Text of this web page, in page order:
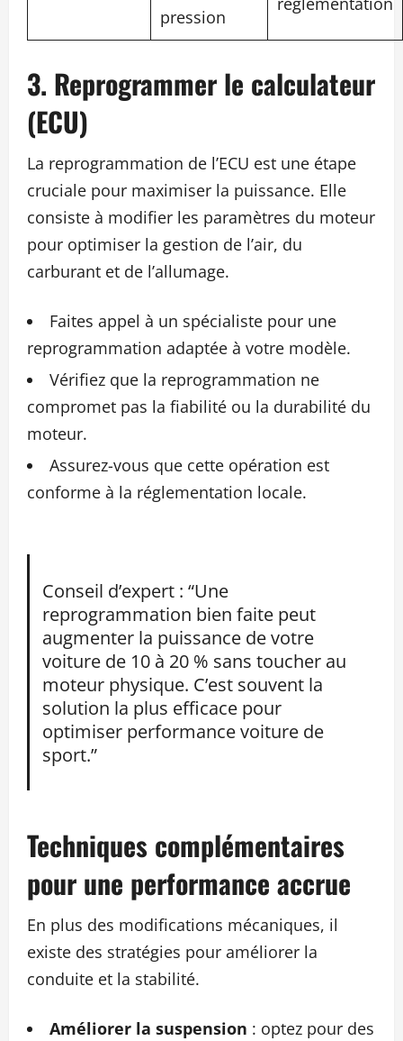
pression
3. Reprogrammer le calculateur
(ECU)
La reprogrammation de l’ECU est une étape
cruciale pour maximiser la puissance. Elle
consiste à modifier les paramètres du moteur
pour optimiser la gestion de l’air, du
carburant et de l’allumage.
Faites appel à un spécialiste pour une
reprogrammation adaptée à votre modèle.
Vérifiez que la reprogrammation ne
compromet pas la fiabilité ou la durabilité du
moteur.
Assurez-vous que cette opération est
conforme à la réglementation locale.
Conseil d’expert : “Une
reprogrammation bien faite peut
augmenter la puissance de votre
voiture de 10 à 20 % sans toucher au
moteur physique. C’est souvent la
solution la plus efficace pour
optimiser performance voiture de
sport.”
Techniques complémentaires
pour une performance accrue
En plus des modifications mécaniques, il
existe des stratégies pour améliorer la
conduite et la stabilité.
Améliorer la suspension : optez pour des